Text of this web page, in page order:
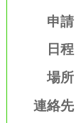
申請
日程
場所
連絡先